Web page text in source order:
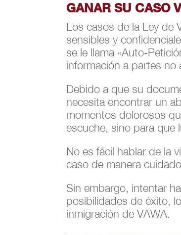
GANAR SU CASO
Los casos de la Ley de
sensibles y
se le llama «Auto-
información a partes no
Debido a que su
necesita encontrar un
momentos dolorosos
escuche, sino para que
No es fácil hablar de la
caso de manera
Sin embargo, intentar
posibilidades de éxito,
inmigración de VAWA.